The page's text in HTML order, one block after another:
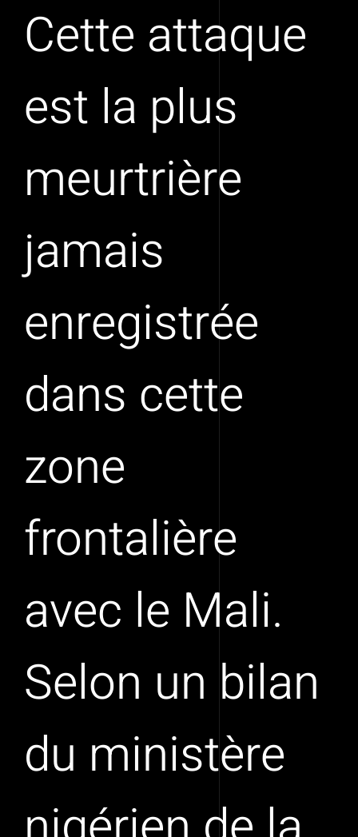
Cette attaque
est la plus
meurtrière
jamais
enregistrée
dans cette
zone
frontalière
avec le Mali.
Selon un bilan
du ministère